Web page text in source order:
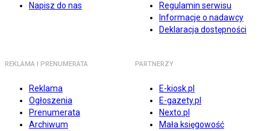
Napisz do nas
Regulamin serwisu
Informacje o nadawcy
Deklaracja dostępności
REKLAMA I PRENUMERATA
Reklama
Ogłoszenia
Prenumerata
Archiwum
PARTNERZY
E-kiosk.pl
E-gazety.pl
Nexto.pl
Mała księgowość